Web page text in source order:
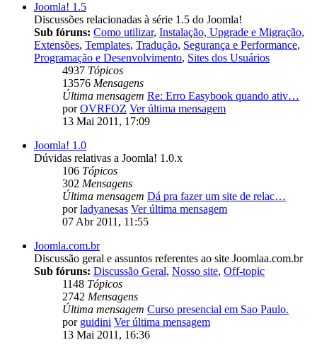
Joomla! 1.5
Discussões relacionadas à série 1.5 do Joomla!
Sub fóruns: Como utilizar, Instalação, Upgrade e Migração,
Extensões, Templates, Tradução, Segurança e Performance,
Programação e Desenvolvimento, Sites dos Usuários
4937 Tópicos
13576 Mensagens
Última mensagem Re: Erro Easybook quando ativ…
porOVRFOZ Ver última mensagem
13 Mai 2011, 17:09
Joomla! 1.0
Dúvidas relativas a Joomla! 1.0.x
106 Tópicos
302 Mensagens
Última mensagem Dá pra fazer um site de relac…
porladyanesas Ver última mensagem
07 Abr 2011, 11:55
Joomla.com.br
Discussão geral e assuntos referentes ao site Joomlaa.com.br
Sub fóruns: Discussão Geral, Nosso site, Off-topic
1148 Tópicos
2742 Mensagens
Última mensagem Curso presencial em Sao Paulo.
por guidini Ver última mensagem
13 Mai 2011, 16:36